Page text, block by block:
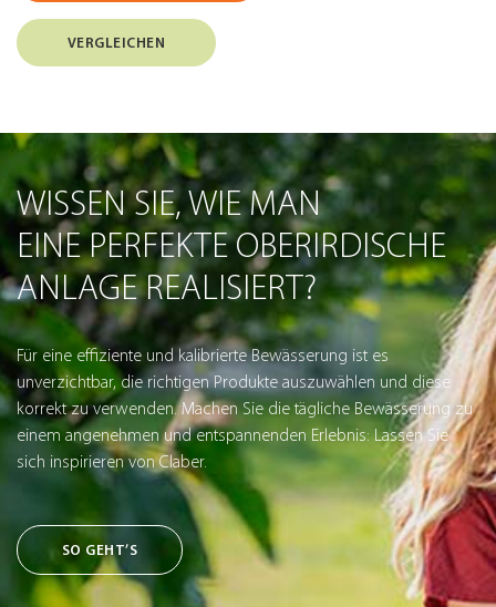
VERGLEICHEN
WISSEN SIE, WIE MAN
EINE PERFEKTE OBERIRDISCHE
ANLAGE REALISIERT?
Für eine effiziente und kalibrierte Bewässerung ist es
unverzichtbar, die richtigen Produkte auszuwählen und diese
korrekt zu verwenden. Machen Sie die tägliche Bewässerung zu
einem angenehmen und entspannenden Erlebnis: Lassen Sie
sich inspirieren von Claber.
SO GEHT’S